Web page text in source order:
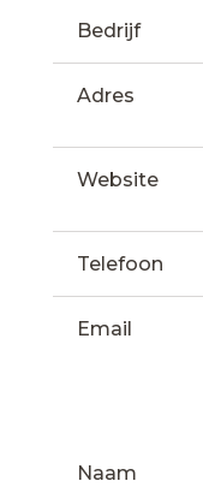
Bedrijf
Adres
Website
Telefoon
Email
Naam